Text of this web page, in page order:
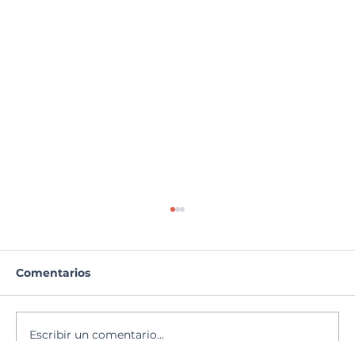
Comentarios
Escribir un comentario...